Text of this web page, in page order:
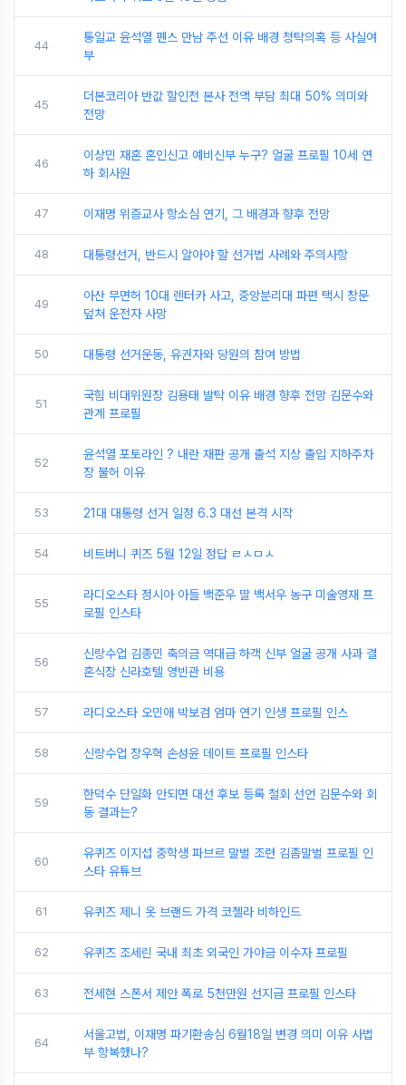
44
통일교 윤석열 펜스 만남 주선 이유 배경 청탁의혹 등 사실여
부
45
더본코리아 반값 할인전 본사 전액 부담 최대 50% 의미와
전망
46
이상민 재혼 혼인신고 예비신부 누구? 얼굴 프로필 10세 연
하 회사원
47 이재명 위증교사 항소심 연기, 그 배경과 향후 전망
48 대통령선거, 반드시 알아야 할 선거법 사례와 주의사항
49
아산 무면허 10대 렌터카 사고, 중앙분리대 파편 택시 창문
덮쳐 운전자 사망
50 대통령 선거운동, 유권자와 당원의 참여 방법
51
국힘 비대위원장 김용태 발탁 이유 배경 향후 전망 김문수와
관계 프로필
52
윤석열 포토라인 ? 내란 재판 공개 출석 지상 출입 지하주차
장 불허 이유
53 21대 대통령 선거 일정 6.3 대선 본격 시작
54 비트버니 퀴즈 5월 12일 정답 ㄹㅅㅁㅅ
55
라디오스타 정시아 아들 백준우 딸 백서우 농구 미술영재 프
로필 인스타
56
신랑수업 김종민 축의금 역대급 하객 신부 얼굴 공개 사과 결
혼식장 신라호텔 영빈관 비용
57 라디오스타 오민애 박보검 엄마 연기 인생 프로필 인스
58 신랑수업 장우혁 손성윤 데이트 프로필 인스타
59
한덕수 단일화 안되면 대선 후보 등록 철회 선언 김문수와 회
동 결과는?
60
유퀴즈 이지섭 중학생 파브르 말벌 조련 김좀말벌 프로필 인
스타 유튜브
61 유퀴즈 제니 옷 브랜드 가격 코첼라 비하인드
62 유퀴즈 조세린 국내 최초 외국인 가야금 이수자 프로필
63 전세현 스폰서 제안 폭로 5천만원 선지급 프로필 인스타
64
서울고법, 이재명 파기환송심 6월18일 변경 의미 이유 사법
부 항복했나?